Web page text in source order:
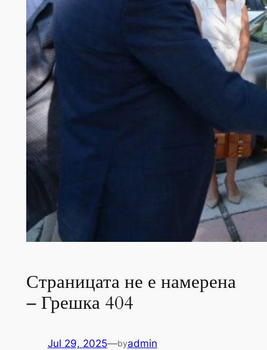
Страницата не е намерена
– Грешка 404
Jul 29, 2025—byadmin